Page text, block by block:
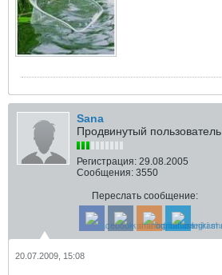
Sana
Продвинутый пользователь
Регистрация: 29.08.2005
Сообщения: 3550
Переслать сообщение:
20.07.2009, 15:08